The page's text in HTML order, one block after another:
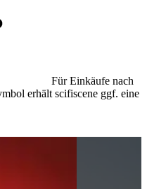
Für Einkäufe nach
erhält scifiscene ggf. eine